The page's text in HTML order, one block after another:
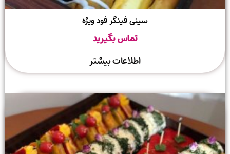
سینی فینگر فود ویژه
تماس بگیرید
اطلاعات بیشتر